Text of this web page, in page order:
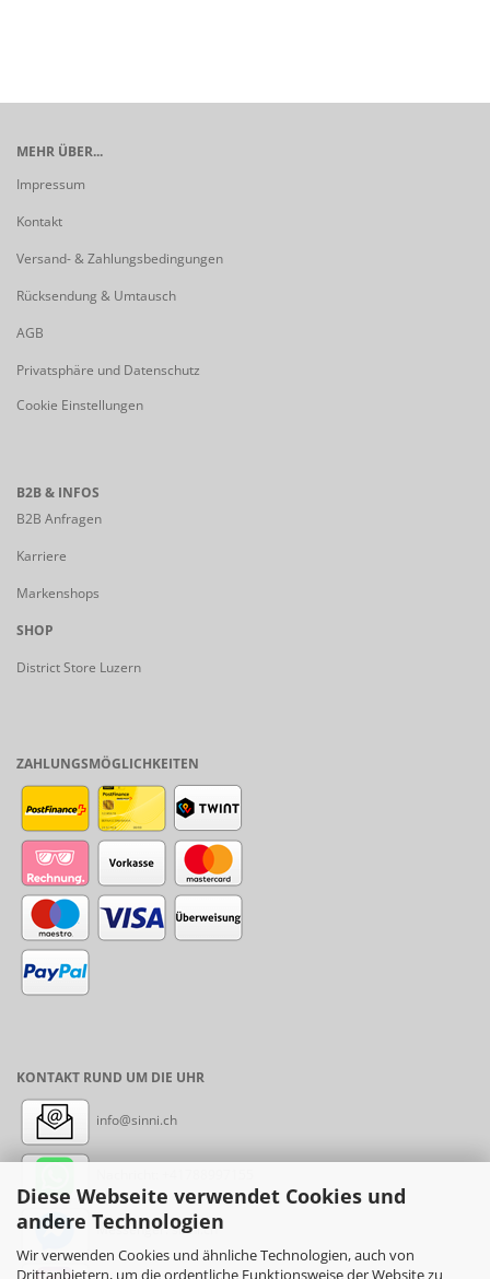
Diese Webseite verwendet Cookies und
andere Technologien
Wir verwenden Cookies und ähnliche Technologien, auch von
Drittanbietern, um die ordentliche Funktionsweise der Website zu
MEHR ÜBER...
Impressum
Kontakt
Versand- & Zahlungsbedingungen
Rücksendung & Umtausch
AGB
Privatsphäre und Datenschutz
Cookie Einstellungen
B2B & INFOS
B2B Anfragen
Karriere
Markenshops
SHOP
District Store Luzern
ZAHLUNGSMÖGLICHKEITEN
KONTAKT RUND UM DIE UHR
info@sinni.ch
Messenger: sinni.ch